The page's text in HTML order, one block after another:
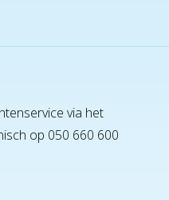
via het
op 050 660 600